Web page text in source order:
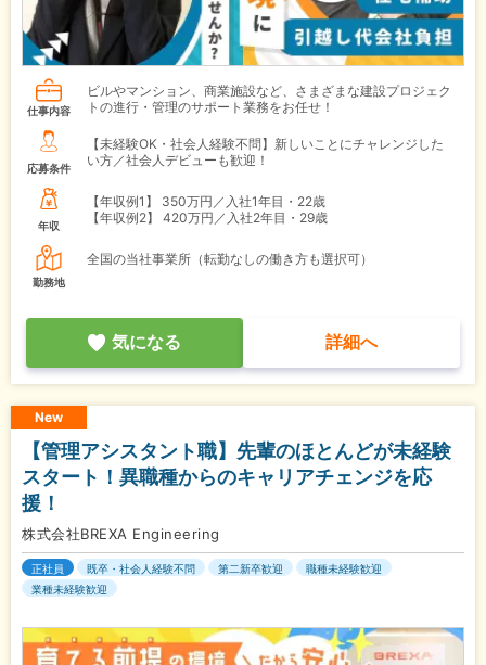
仕事内容
ビルやマンション、商業施設など、さまざまな建設プロジェク
トの進行・管理のサポート業務をお任せ！
応募条件
【未経験OK・社会人経験不問】新しいことにチャレンジした
い方／社会人デビューも歓迎！
年収
【年収例1】
350万円／入社1年目・22歳
【年収例2】
420万円／入社2年目・29歳
勤務地
全国の当社事業所（転勤なしの働き方も選択可）
気になる 詳細へ
New
【管理アシスタント職】先輩のほとんどが未経験
スタート！異職種からのキャリアチェンジを応
援！
株式会社BREXA Engineering
正社員 既卒・社会人経験不問 第二新卒歓迎
職種未経験歓迎
業種未経験歓迎